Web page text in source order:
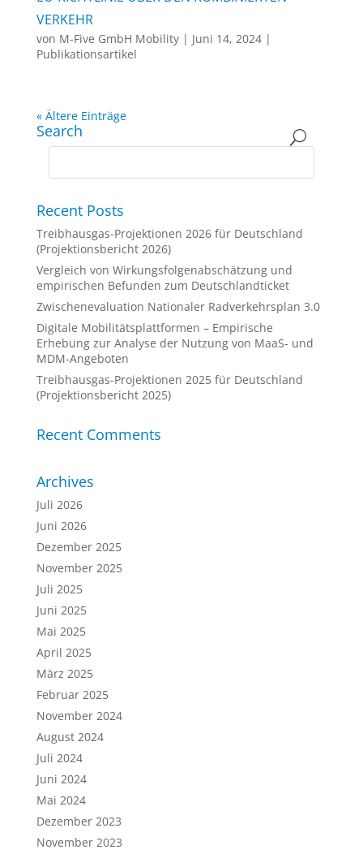
VERKEHR
von M-Five GmbH Mobility| Juni 14, 2024|
Publikationsartikel
« Ältere Einträge
Search
Recent Posts
Treibhausgas-Projektionen 2026 für Deutschland
(Projektionsbericht 2026)
Vergleich von Wirkungsfolgenabschätzung und
empirischen Befunden zum Deutschlandticket
Zwischenevaluation Nationaler Radverkehrsplan 3.0
Digitale Mobilitätsplattformen – Empirische
Erhebung zur Analyse der Nutzung von MaaS- und
MDM-Angeboten
Treibhausgas-Projektionen 2025 für Deutschland
(Projektionsbericht 2025)
Recent Comments
Archives
Juli 2026
Juni 2026
Dezember 2025
November 2025
Juli 2025
Juni 2025
Mai 2025
April 2025
März 2025
Februar 2025
November 2024
August 2024
Juli 2024
Juni 2024
Mai 2024
Dezember 2023
November 2023